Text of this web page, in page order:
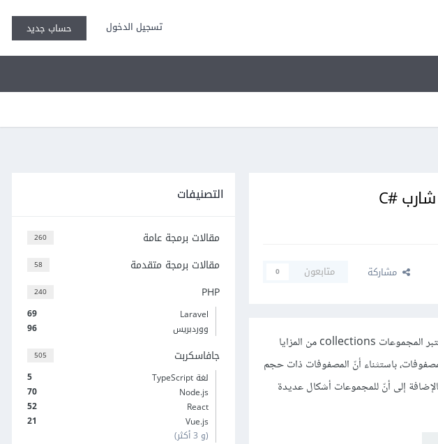
تسجيل الدخول حساب جديد
مشاركة متابعون 0
يتحدّث هذا الدرس عن موضوعين مهمّين في سي شارب ألا وهما الواجهات Interfaces والمجموعات Collections. تُعتبر المجموعات collections من المزايا
باستثناء أنّ المصفوفات ذات حجم
إلى أنّ للمجموعات أشكال عديدة
التصنيفات
260 مقالات برمجة عامة
58 مقالات برمجة متقدمة
240 PHP
69
Laravel
96
ووردبريس
505 جافاسكربت
5
لغة TypeScript
70
Node.js
52
React
21
Vue.js
(و 3 أكثر)